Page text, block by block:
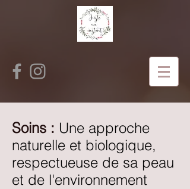
Soins : Une approche
naturelle et biologique,
respectueuse de sa peau
et de l'environnement